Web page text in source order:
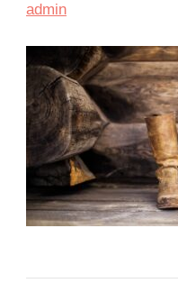
admin